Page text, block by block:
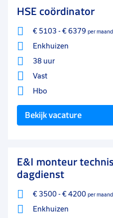
HSE coördinator
€ 5103 - € 6379 per maand
Enkhuizen
38 uur
Vast
Hbo
Bekijk vacature
E&I monteur
dagdienst
€ 3500- € 4200 per maand
Enkhuizen